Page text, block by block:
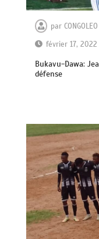
parCONGOLEO
février 17, 2022
Bukavu-Dawa:
défense